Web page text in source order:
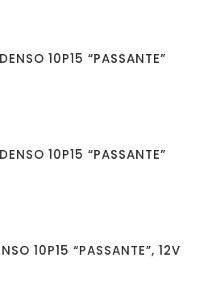
10P15 “PASSANTE”
10P15 “PASSANTE”
10P15 “PASSANTE”, 12V